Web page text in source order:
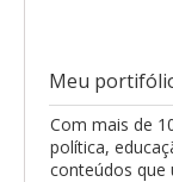
Meu
Com mais de
política,
conteúdos que